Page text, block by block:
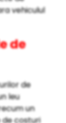
vehiculul
de
de
leu
un
costuri